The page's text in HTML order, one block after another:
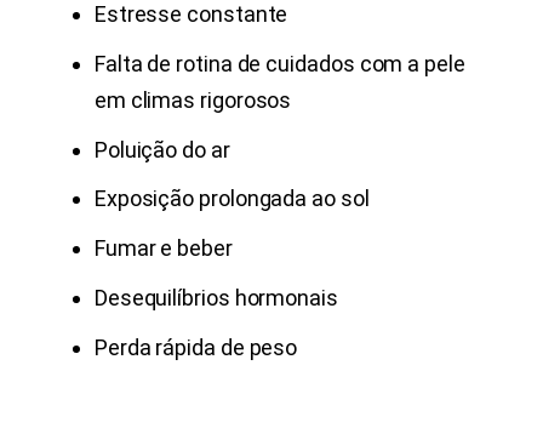
Estresse constante
Falta de rotina de cuidados com a pele
em climas rigorosos
Poluição do ar
Exposição prolongada ao sol
Fumar e beber
Desequilíbrios hormonais
Perda rápida de peso